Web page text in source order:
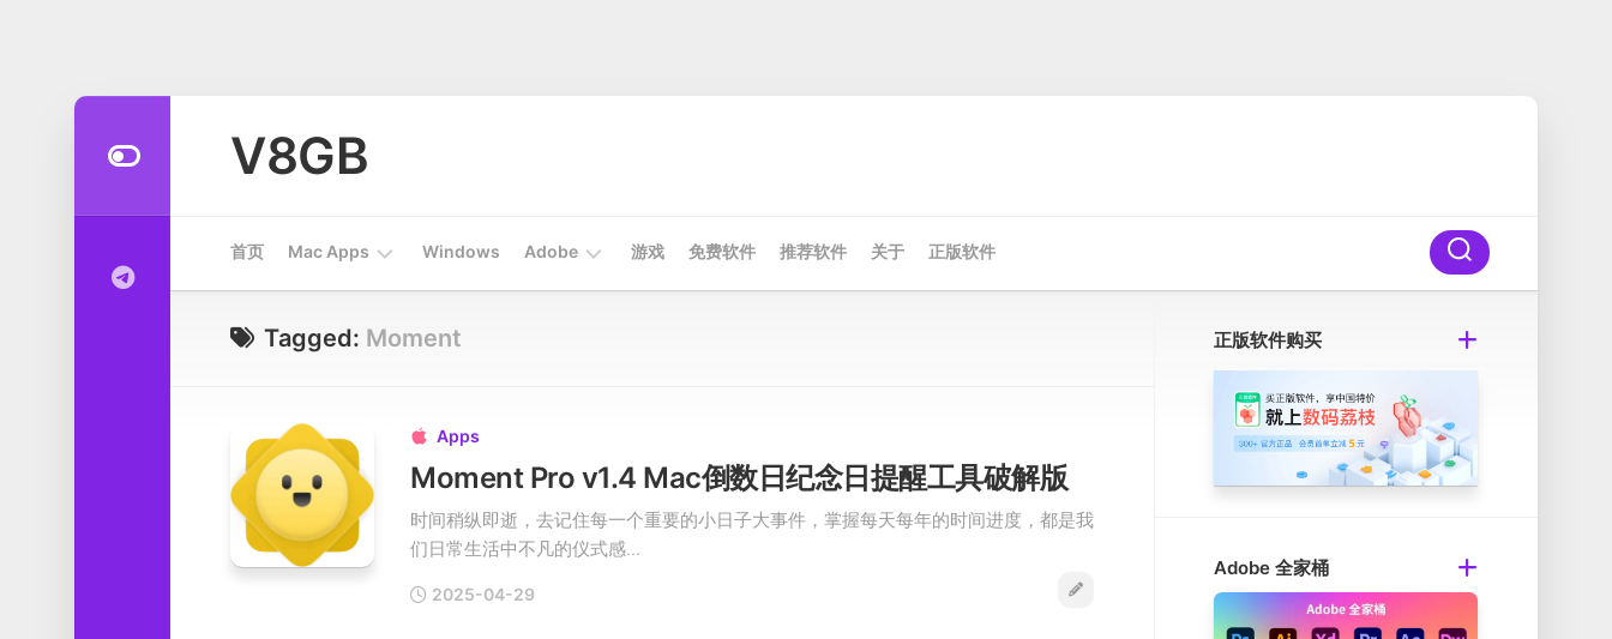
V8GB
首页 Mac Apps
Apps
工
具
统
工
具
Windows Adobe 游戏 免费软件 推荐软件 关于 正版软件
Tagged: Moment
 Apps
Moment Pro v1.4 Mac倒数日纪念日提醒工具破解版
时间稍纵即逝，去记住每一个重要的小日子大事件，掌握每天每年的时间进度，都是我
们日常生活中不凡的仪式感...
2025-04-29
正版软件购买
Adobe 全家桶